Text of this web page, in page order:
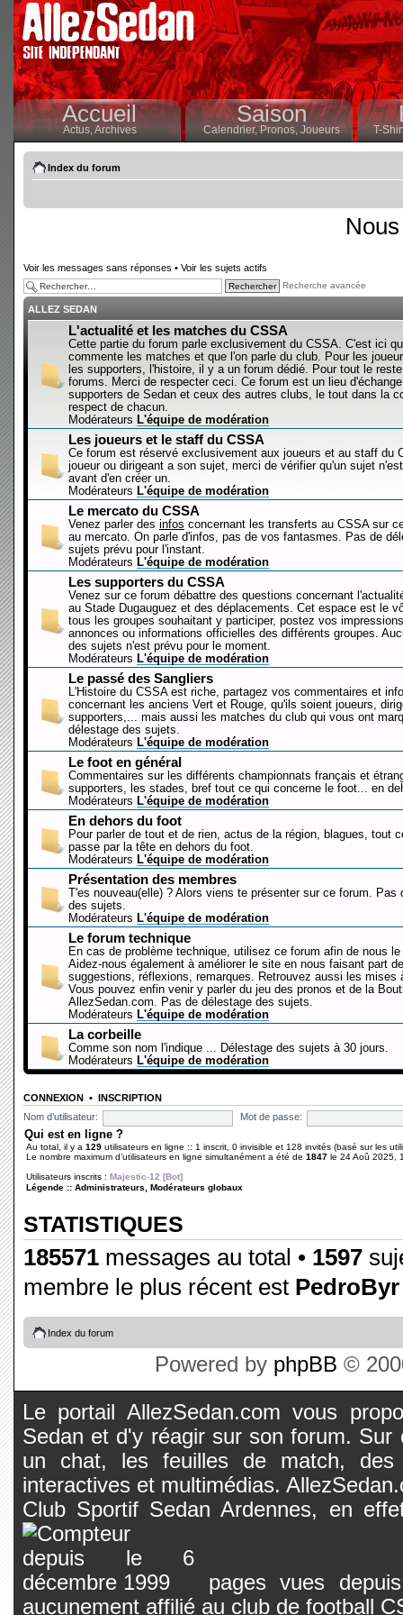
Accueil
Actus,Archives
Saison
Calendrier,Pronos, Joueurs T-
Index du forum
Voir les messages sans réponses • Voir les sujets actifs
Recherche avancée
ALLEZ SEDAN
L'actualité et les matches du CSSA
Cette partie du forum parle exclusivement du CSSA. C'est ici
commente les matches et que l'on parle du club. Pour les
les supporters, l'histoire, il y a un forum dédié. Pour tout le
forums. Merci de respecter ceci. Ce forum est un lieu
supporters de Sedan et ceux des autres clubs, le tout dans la
respect de chacun.
Modérateurs L'équipe de modération
Les joueurs et le staff du CSSA
Ce forum est réservé exclusivement aux joueurs et au staff du
joueur ou dirigeant a son sujet, merci de vérifier qu'un sujet
avant d'en créer un.
Modérateurs L'équipe de modération
Le mercato du CSSA
Venez parler des infos concernant les transferts au CSSA sur
au mercato. On parle d'infos, pas de vos fantasmes. Pas de
sujets prévu pour l'instant.
Modérateurs L'équipe de modération
Les supporters du CSSA
Venez sur ce forum débattre des questions concernant
au Stade Dugauguez et des déplacements. Cet espace est le
tous les groupes souhaitant y participer, postez vos
annonces ou informations officielles des différents groupes.
des sujets n'est prévu pour le moment.
Modérateurs L'équipe de modération
Le passé des Sangliers
L'Histoire du CSSA est riche, partagez vos commentaires et
concernant les anciens Vert et Rouge, qu'ils soient joueurs,
supporters,... mais aussi les matches du club qui vous ont
délestage des sujets.
Modérateurs L'équipe de modération
Le foot en général
Commentaires sur les différents championnats français et
supporters, les stades, bref tout ce qui concerne le foot... en
Modérateurs L'équipe de modération
En dehors du foot
Pour parler de tout et de rien, actus de la région, blagues, tout
passe par la tête en dehors du foot.
Modérateurs L'équipe de modération
Présentation des membres
T'es nouveau(elle) ? Alors viens te présenter sur ce forum. Pas
des sujets.
Modérateurs L'équipe de modération
Le forum technique
En cas de problème technique, utilisez ce forum afin de nous le
Aidez-nous également à améliorer le site en nous faisant part
suggestions, réflexions, remarques. Retrouvez aussi les mises
Vous pouvez enfin venir y parler du jeu des pronos et de la
AllezSedan.com. Pas de délestage des sujets.
Modérateurs L'équipe de modération
La corbeille
Comme son nom l'indique ... Délestage des sujets à 30 jours.
Modérateurs L'équipe de modération
CONNEXION • INSCRIPTION
Nom d’utilisateur:
Mot de passe:
Qui est en ligne ?
Au total, il y a 129 utilisateurs en ligne :: 1 inscrit, 0 invisible et 128 invités (basé sur les
Le nombre maximum d’utilisateurs en ligne simultanément a été de 1847 le 24 Aoû 2025,
Utilisateurs inscrits : Majestic-12 [Bot]
Légende :: Administrateurs Modérateurs globaux
STATISTIQUES
185571 messages au total • 1597
membre le plus récent est PedroByr
Index du forum
Powered by phpBB ©
Le portail AllezSedan.com vous
Sedan et d'y réagir sur son forum.
un chat, les feuilles de match, des
interactives et multimédias.
Club Sportif Sedan Ardennes, en
pages vues
aucunement affilié au club de football